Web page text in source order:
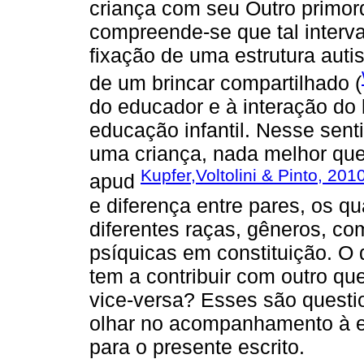
criança com seu Outro
compreende-se que tal
fixação de uma estrutura
de um brincar compartilhado (
do educador e à interação
educação infantil. Nesse
uma criança, nada melhor
apud Kupfer,Voltolini & Pinto,
e diferença entre pares, os
diferentes raças, gêneros,
psíquicas em constituição. O
tem a contribuir com outro
vice-versa? Esses são
olhar no acompanhamento à
para o presente escrito.